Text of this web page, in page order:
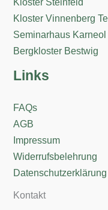
Kloster Vinnenberg
Seminarhaus
Bergkloster Bestwig
Links
FAQs
AGB
Impressum
Widerrufsbelehrung
Datenschutzerklärung
Kontakt